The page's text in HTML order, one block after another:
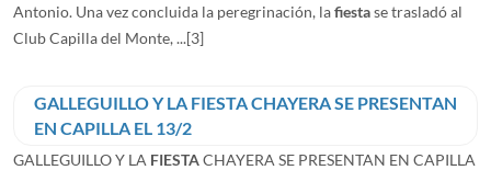
Antonio. Una vez concluida la peregrinación, lafiestase trasladó al
Club Capilla del Monte, ...[3]
GALLEGUILLO Y LA FIESTA CHAYERA SE PRESENTAN
EN CAPILLA EL 13/2
GALLEGUILLO Y LA FIESTACHAYERA SE PRESENTAN EN CAPILLA